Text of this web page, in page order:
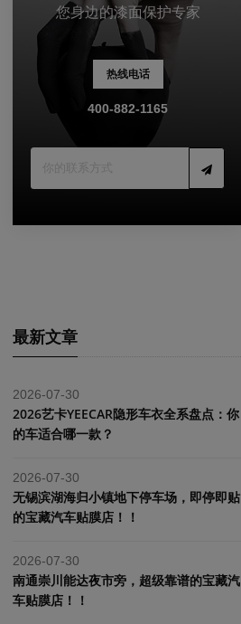
您身边的漆面保护专家
热线电话
400-882-1165
最新文章
2026-07-30
2026艺卡YEECAR隐形车衣全系盘点：你
的车适合哪一款？
2026-07-30
​无锡滨湖海归小镇地下停车场，即停即贴
的宝藏汽车贴膜店！！
2026-07-30
南通崇川能达夜市旁，超级靠谱的宝藏汽
车贴膜店！！